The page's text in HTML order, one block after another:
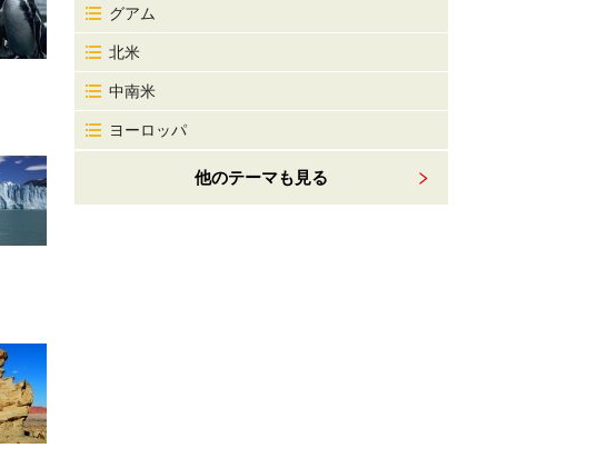
グアム
北米
中南米
ヨーロッパ
他のテーマも見る